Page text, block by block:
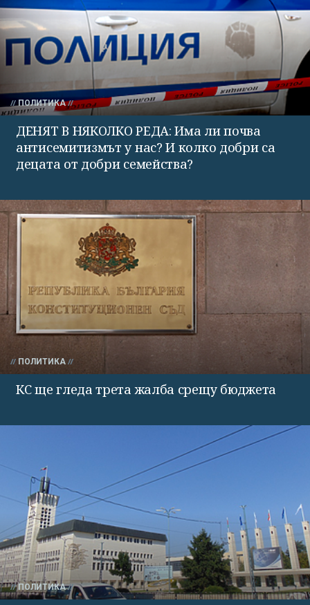
ПОЛИТИКА
ДЕНЯТ В НЯКОЛКО РЕДА: Има ли почва
антисемитизмът у нас? И колко добри са
децата от добри семейства?
ПОЛИТИКА
КС ще гледа трета жалба срещу бюджета
ПОЛИТИКА